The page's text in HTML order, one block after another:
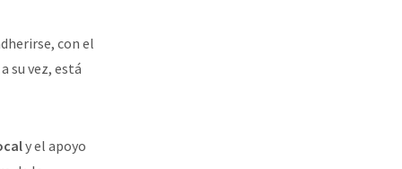
con el
su vez, está
y el apoyo